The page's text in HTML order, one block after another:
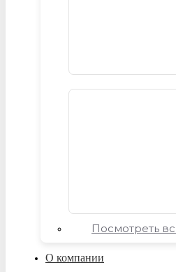
Посмотреть
О компании